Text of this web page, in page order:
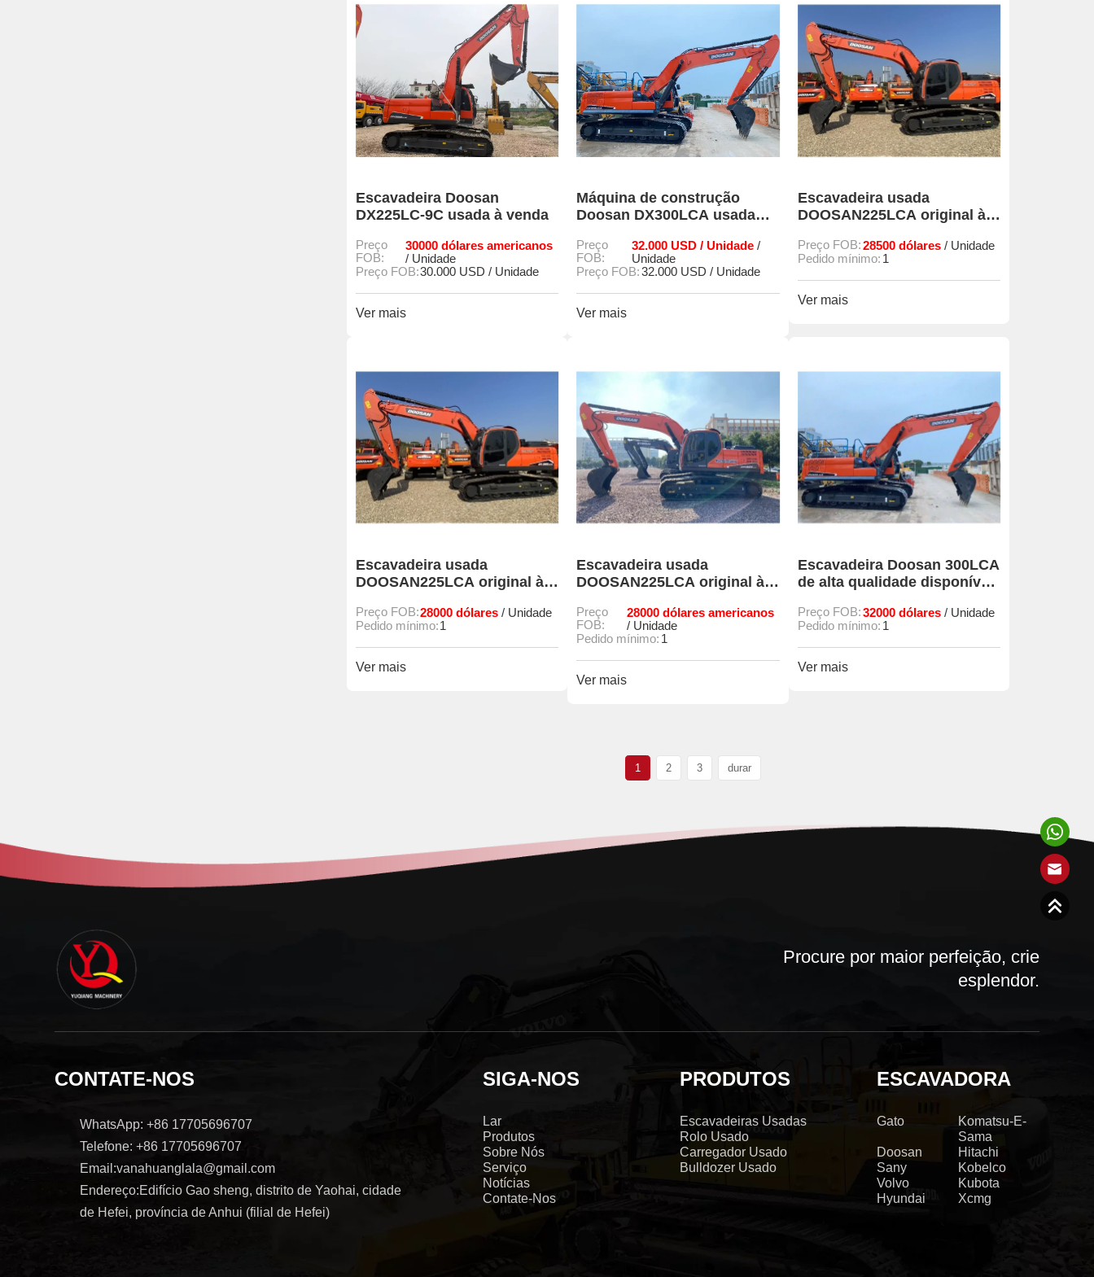
Escavadeira Doosan
DX225LC-9C usada à venda
Preço
FOB:
30000 dólares americanos
/ Unidade
Preço FOB:30.000 USD / Unidade
Ver mais
Máquina de construção
Doosan DX300LCA usada
Preço
FOB:
32.000 USD / Unidade/
Unidade
Preço FOB:32.000 USD / Unidade
Ver mais
Escavadeira usada
DOOSAN225LCA original à
Preço FOB:28500 dólares/ Unidade
Pedido mínimo: 1
Ver mais
Escavadeira usada
DOOSAN225LCA original à
Preço FOB:28000 dólares / Unidade
Pedido mínimo:1
Ver mais
Escavadeira usada
DOOSAN225LCA original à
Preço
FOB:
28000 dólares americanos
/ Unidade
Pedido mínimo: 1
Ver mais
Escavadeira Doosan 300LCA
de alta qualidade disponível
pesados com eficiência
superior
Preço FOB:32000 dólares/ Unidade
Pedido mínimo: 1
Ver mais
1 2 3 durar
Procure por maior perfeição, crie
esplendor.
CONTATE-NOS
WhatsApp: +86 17705696707
Telefone: +86 17705696707
Email:vanahuanglala@gmail.com
Endereço:Edifício Gao sheng, distrito de Yaohai, cidade
de Hefei, província de Anhui (filial de Hefei)
SIGA-NOS
Lar
Produtos
Sobre Nós
Serviço
Notícias
Contate-Nos
PRODUTOS
Escavadeiras Usadas
Rolo Usado
Carregador Usado
Bulldozer Usado
ESCAVADORA
Gato
Komatsu-E-
Sama
Doosan
Hitachi
Sany
Kobelco
Volvo
Kubota
Hyundai
Xcmg